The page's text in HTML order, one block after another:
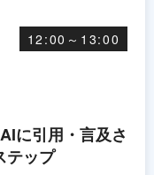
12:00～13:00
に引用・言及さ
テップ